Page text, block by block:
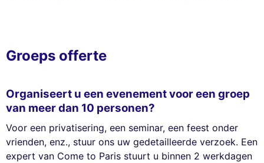
Groeps offerte
Organiseert u een evenement voor een groep
van meer dan 10 personen?
Voor een privatisering, een seminar, een feest onder
vrienden, enz., stuur ons uw gedetailleerde verzoek. Een
expert van Come to Paris stuurt u binnen 2 werkdagen